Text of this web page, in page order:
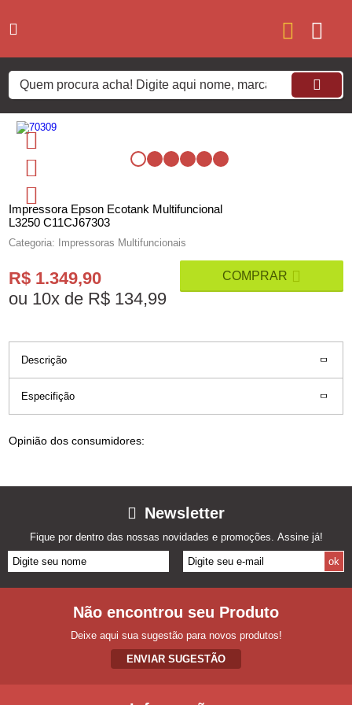
Impressora Epson Ecotank Multifuncional
L3250 C11CJ67303
Categoria: Impressoras Multifuncionais
R$ 1.349,90
ou 10x de R$ 134,99
Descrição
Especifição
Opinião dos consumidores:
Newsletter
Fique por dentro das nossas novidades e promoções. Assine já!
Não encontrou seu Produto
Deixe aqui sua sugestão para novos produtos!
ENVIAR SUGESTÃO